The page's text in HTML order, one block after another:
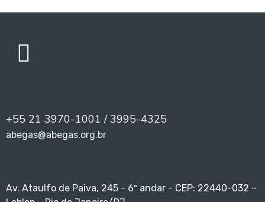
+55 21 3970-1001 / 3995-4325
abegas@abegas.org.br
Av. Ataulfo de Paiva, 245 - 6º andar - CEP: 22440-032 –